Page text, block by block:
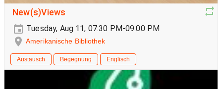
New(s)Views
Tuesday, Aug 11, 07:30 PM-09:00 PM
Amerikanische Bibliothek
Austausch Begegnung Englisch